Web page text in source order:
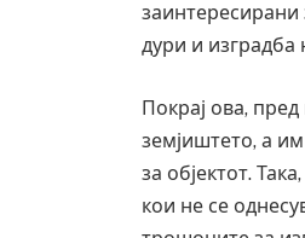
дури и
Покрај ова,
земјиштето, а
за објектот.
кои не се
Уште
завиткан
AUGUST 2, 2026